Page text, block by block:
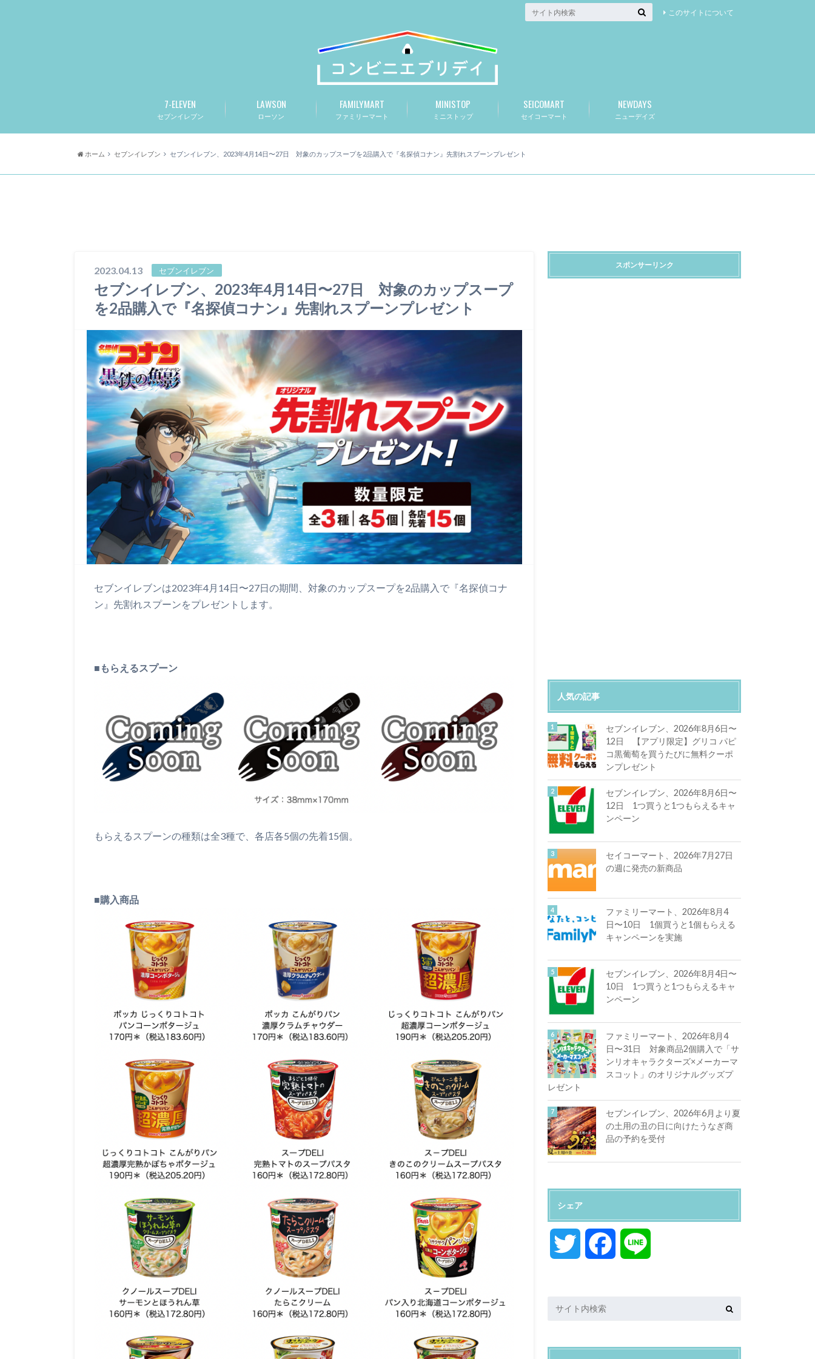
このサイトについて
セブンイレブン
7-ELEVEN
ローソン
LAWSON
ファミリーマート
FAMILYMART
ミニストップ
MINISTOP
セイコーマート
SEICOMART
ニューデイズ
NEWDAYS
ホーム セブンイレブン セブンイレブン、2023年4月14日〜27日 対象のカップスープを2品購入で『名探偵コナン』先割れスプーンプレゼント
2023.04.13 セブンイレブン
セブンイレブン、2023年4月14日〜27日 対象のカップスープ
を2品購入で『名探偵コナン』先割れスプーンプレゼント
セブンイレブンは2023年4月14日〜27日の期間、対象のカップスープを2品購入で『名探偵コナ
ン』先割れスプーンをプレゼントします。
■ もらえるスプーン
もらえるスプーンの種類は全3種で、各店各5個の先着15個。
■購入商品
スポンサーリンク
人気の記事
セブンイレブン、2026年8月6日〜
12日 【アプリ限定】グリコ パピ
コ黒葡萄を買うたびに無料クーポ
ンプレゼント
セブンイレブン、2026年8月6日〜
12日 1つ買うと1つもらえるキャ
ンペーン
セイコーマート、2026年7月27日
の週に発売の新商品
ファミリーマート、2026年8月4
日〜10日 1個買うと1個もらえる
キャンペーンを実施
セブンイレブン、2026年8月4日〜
10日 1つ買うと1つもらえるキャ
ンペーン
ファミリーマート、2026年8月4
日〜31日 対象商品2個購入で「サ
ンリオキャラクターズ×メーカーマ
スコット」のオリジナルグッズプ
レゼント
セブンイレブン、2026年6月より夏
の土用の丑の日に向けたうなぎ商
品の予約を受付
シェア
i